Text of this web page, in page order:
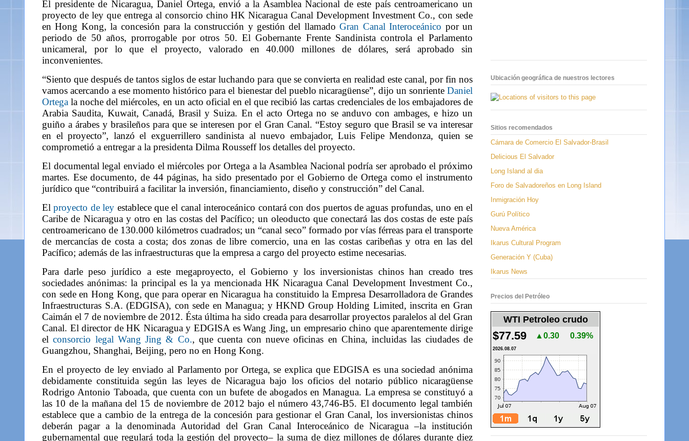
El presidente de Nicaragua, Daniel Ortega, envió a la Asamblea Nacional de este país centroamericano un
proyecto de ley que entrega al consorcio chino HK Nicaragua Canal Development Investment Co., con sede
en Hong Kong, la concesión para la construcción y gestión del llamado Gran Canal Interoceánico por un
periodo de 50 años, prorrogable por otros 50. El Gobernante Frente Sandinista controla el Parlamento
unicameral, por lo que el proyecto, valorado en 40.000 millones de dólares, será aprobado sin
inconvenientes.
“Siento que después de tantos siglos de estar luchando para que se convierta en realidad este canal, por fin nos
vamos acercando a ese momento histórico para el bienestar del pueblo nicaragüense”, dijo un sonriente Daniel
Ortega la noche del miércoles, en un acto oficial en el que recibió las cartas credenciales de los embajadores de
Arabia Saudita, Kuwait, Canadá, Brasil y Suiza. En el acto Ortega no se anduvo con ambages, e hizo un
guiño a árabes y brasileños para que se interesen por el Gran Canal. “Estoy seguro que Brasil se va interesar
en el proyecto”, lanzó el exguerrillero sandinista al nuevo embajador, Luis Felipe Mendonza, quien se
comprometió a entregar a la presidenta Dilma Rousseff los detalles del proyecto.
El documental legal enviado el miércoles por Ortega a la Asamblea Nacional podría ser aprobado el próximo
martes. Ese documento, de 44 páginas, ha sido presentado por el Gobierno de Ortega como el instrumento
jurídico que “contribuirá a facilitar la inversión, financiamiento, diseño y construcción” del Canal.
El proyecto de ley establece que el canal interoceánico contará con dos puertos de aguas profundas, uno en el
Caribe de Nicaragua y otro en las costas del Pacífico; un oleoducto que conectará las dos costas de este país
centroamericano de 130.000 kilómetros cuadrados; un “canal seco” formado por vías férreas para el transporte
de mercancías de costa a costa; dos zonas de libre comercio, una en las costas caribeñas y otra en las del
Pacífico; además de las infraestructuras que la empresa a cargo del proyecto estime necesarias.
Para darle peso jurídico a este megaproyecto, el Gobierno y los inversionistas chinos han creado tres
sociedades anónimas: la principal es la ya mencionada HK Nicaragua Canal Development Investment Co.,
con sede en Hong Kong, que para operar en Nicaragua ha constituido la Empresa Desarrolladora de Grandes
Infraestructuras S.A. (EDGISA), con sede en Managua; y HKND Group Holding Limited, inscrita en Gran
Caimán el 7 de noviembre de 2012. Ésta última ha sido creada para desarrollar proyectos paralelos al del Gran
Canal. El director de HK Nicaragua y EDGISA es Wang Jing, un empresario chino que aparentemente dirige
el consorcio legal Wang Jing & Co., que cuenta con nueve oficinas en China, incluidas las ciudades de
Guangzhou, Shanghai, Beijing, pero no en Hong Kong.
En el proyecto de ley enviado al Parlamento por Ortega, se explica que EDGISA es una sociedad anónima
debidamente constituida según las leyes de Nicaragua bajo los oficios del notario público nicaragüense
Rodrigo Antonio Taboada, que cuenta con un bufete de abogados en Managua. La empresa se constituyó a
las 10 de la mañana del 15 de noviembre de 2012 bajo el número 43,746-B5. El documento legal también
establece que a cambio de la entrega de la concesión para gestionar el Gran Canal, los inversionistas chinos
deberán pagar a la denominada Autoridad del Gran Canal Interoceánico de Nicaragua –la institución
gubernamental que regulará toda la gestión del proyecto– la suma de diez millones de dólares durante diez
Ubicación geográfica de nuestros lectores
Sitios recomendados
Cámara de Comercio El Salvador-Brasil
Delicious El Salvador
Long Island al dia
Foro de Salvadoreños en Long Island
Inmigración Hoy
Gurú Político
Nueva América
Ikarus Cultural Program
Generación Y (Cuba)
Ikarus News
Precios del Petróleo
WTI Petroleo crudo
$77.59 ▲0.30 0.39%
2026.08.07